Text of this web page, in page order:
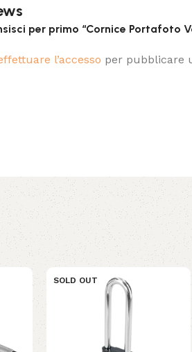
per primo “Cornice Portafoto
l’accesso per pubblicare
SOLD OUT